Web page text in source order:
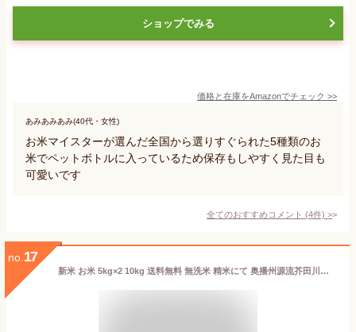
ショップでみる
価格と在庫をAmazonでチェック >>
あみあみあみ(40代・女性)
お米マイスターが選んだ全国から選りすぐられた5種類のお
米でペットボトルに入っているため保存もしやすく見た目も
可愛いです
全てのおすすめコメント (4件) >
no. 17
新米 お米 5kg×2 10kg 送料無料 無洗米 精米にて 奥播州源流芥田川産こしひかり芥田川 令和4年産 贈答 ギフト コシヒカリ お取り寄せ 贈り物 喜ばれる お米ギフト おいしいお米 お祝い 内祝い 贈答 美味しい おいしい